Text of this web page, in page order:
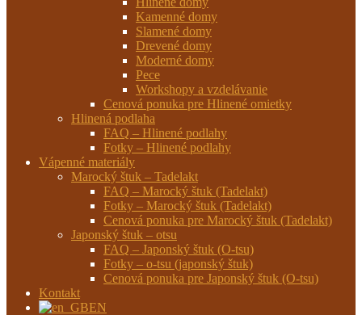
Kamenné domy
Slamené domy
Drevené domy
Moderné domy
Pece
Workshopy a vzdelávanie
Cenová ponuka pre Hlinené omietky
Hlinená podlaha
FAQ – Hlinené podlahy
Fotky – Hlinené podlahy
Vápenné materiály
Marocký štuk – Tadelakt
FAQ – Marocký štuk (Tadelakt)
Fotky – Marocký štuk (Tadelakt)
Cenová ponuka pre Marocký štuk (Tadelakt)
Japonský štuk – otsu
FAQ – Japonský štuk (O-tsu)
Fotky – o-tsu (japonský štuk)
Cenová ponuka pre Japonský štuk (O-tsu)
Kontakt
EN